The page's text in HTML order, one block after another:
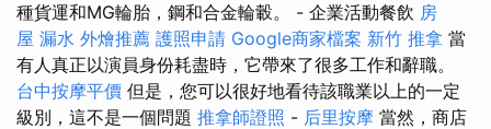
種貨運和MG輪胎，鋼和合金輪轂。 - 企業活動餐飲 房
屋 漏水 外燴推薦 護照申請 Google商家檔案 新竹 推拿 當
有人真正以演員身份耗盡時，它帶來了很多工作和辭職。
台中按摩平價 但是，您可以很好地看待該職業以上的一定
級別，這不是一個問題 推拿師證照 - 后里按摩 當然，商店